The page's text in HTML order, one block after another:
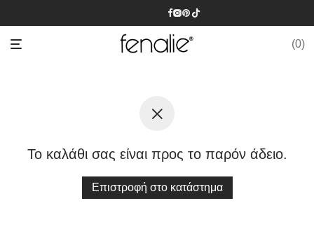
0
Το καλάθι σας είναι προς το παρόν άδειο.
Επιστροφή στο κατάστημα